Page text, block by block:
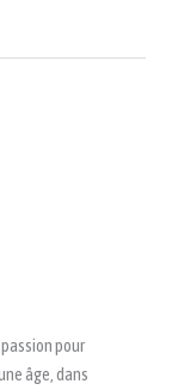
pour
âge, dans